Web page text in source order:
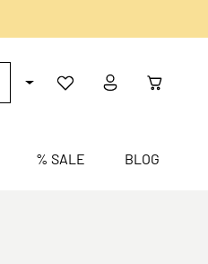
% SALE BLOG